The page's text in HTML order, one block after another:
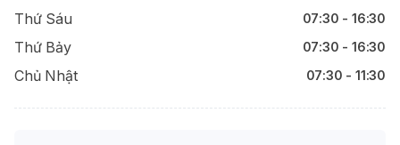
Thứ Sáu 07:30 - 16:30
Thứ Bảy 07:30 - 16:30
Chủ Nhật 07:30 - 11:30